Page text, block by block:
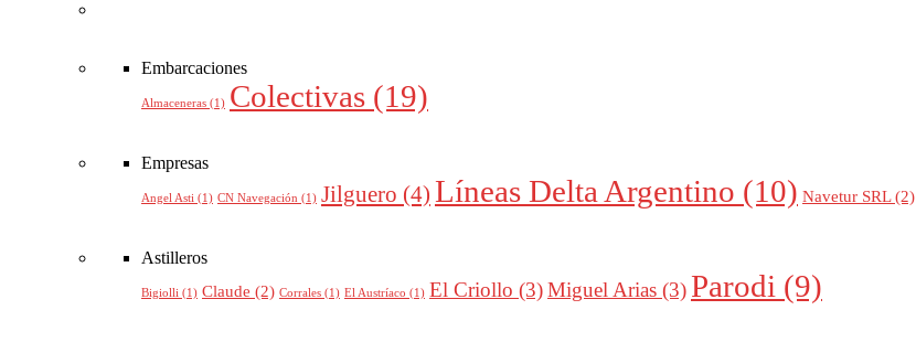
Embarcaciones
Almaceneras (1) Colectivas (19)
Empresas
Angel Asti (1) CN Navegación (1) Jilguero (4) Líneas Delta Argentino (10) Navetur SRL(2)
Astilleros
Bigiolli (1) Claude (2) Corrales (1) El Austríaco (1) El Criollo (3)Miguel Arias (3)Parodi (9)